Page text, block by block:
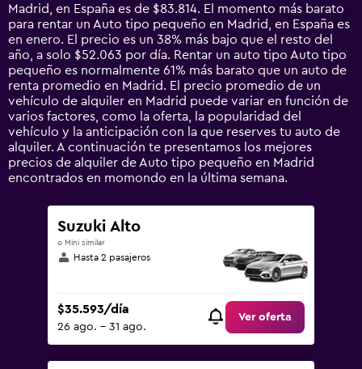
The
chart
has
1
Y
axis
displaying
values.
Range:
0
to
300000.
Madrid, en España es de $83.814. El momento más barato
para rentar un Auto tipo pequeño en Madrid, en España es
en enero. El precio es un 38% más bajo que el resto del
año, a solo $52.063 por día. Rentar un auto tipo Auto tipo
pequeño es normalmente 61% más barato que un auto de
renta promedio en Madrid. El precio promedio de un
vehículo de alquiler en Madrid puede variar en función de
varios factores, como la oferta, la popularidad del
vehículo y la anticipación con la que reserves tu auto de
alquiler. A continuación te presentamos los mejores
precios de alquiler de Auto tipo pequeño en Madrid
encontrados en momondo en la última semana.
Suzuki Alto
o Mini similar
Hasta 2 pasajeros
$35.593/día
26 ago. - 31 ago.
Ver oferta